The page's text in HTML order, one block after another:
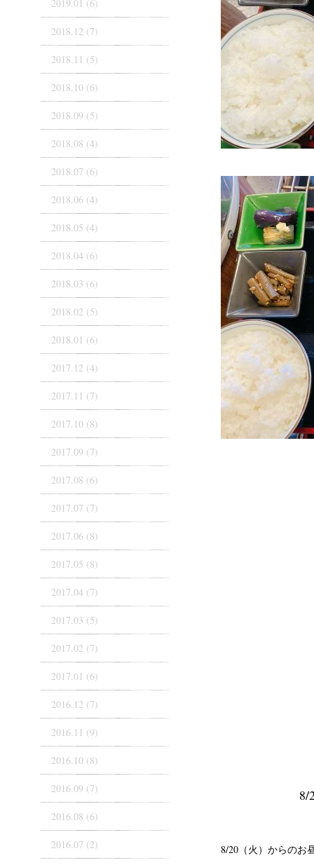
8/
8/20（火）からのお
2019.01 (6)
2018.12 (7)
2018.11 (5)
2018.10 (6)
2018.09 (5)
2018.08 (4)
2018.07 (6)
2018.06 (4)
2018.05 (4)
2018.04 (6)
2018.03 (6)
2018.02 (5)
2018.01 (6)
2017.12 (4)
2017.11 (7)
2017.10 (8)
2017.09 (7)
2017.08 (6)
2017.07 (7)
2017.06 (8)
2017.05 (8)
2017.04 (7)
2017.03 (5)
2017.02 (7)
2017.01 (6)
2016.12 (7)
2016.11 (9)
2016.10 (8)
2016.09 (7)
2016.08 (6)
2016.07 (2)